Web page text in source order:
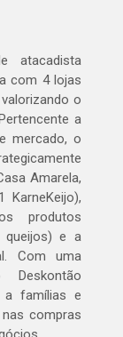
atacadista
com 4 lojas
o
a
mercado, o
Amarela,
KarneKeijo),
produtos
queijos) e a
Com uma
a famílias e
compras